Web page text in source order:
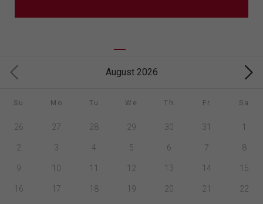
August 2026
Su Mo Tu We Th Fr Sa
26 27 28 29 30 31 1
2 3 4 5 6 7 8
9 10 11 12 13 14 15
16 17 18 19 20 21 22